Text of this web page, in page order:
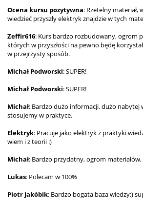
Ocena kursu pozytywna: Rzetelny materiał,
wiedzieć przyszły elektryk znajdzie w tych
Zeffir616: Kurs bardzo rozbudowany, ogrom
których w przyszłości na pewno będę
w przejrzysty sposób.
Michał Podworski: SUPER!
Michał Podworski: SUPER!
Michał: Bardzo dużo informacji, dużo nabytej
stosujemy w praktyce.
Elektryk: Pracuje jako elektryk z praktyki
wiem i z teorii :)
Michał: Bardzo przydatny, ogrom
Lukas: Polecam w 100%
Piotr Jakóbik: Bardzo bogata baza wiedzy:)